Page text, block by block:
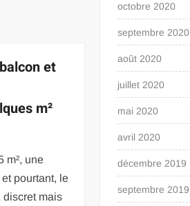
et
m²
m², une
pourtant, le
discret mais
octobre 2020
septembre 2020
août 2020
juillet 2020
mai 2020
avril 2020
décembre 2019
septembre 2019